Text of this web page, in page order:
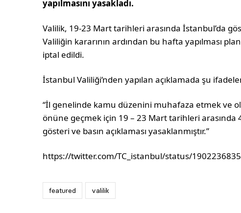
yapılmasını yasakladı.
Valilik, 19-23 Mart tarihleri arasında İstanbul’da
Valiliğin kararının ardından bu hafta yapılması
iptal edildi.
İstanbul Valiliği’nden yapılan açıklamada şu
“İl genelinde kamu düzenini muhafaza etmek ve
önüne geçmek için 19 – 23 Mart tarihleri
gösteri ve basın açıklaması yasaklanmıştır.”
https://twitter.com/TC_istanbul/status/
featured valilik